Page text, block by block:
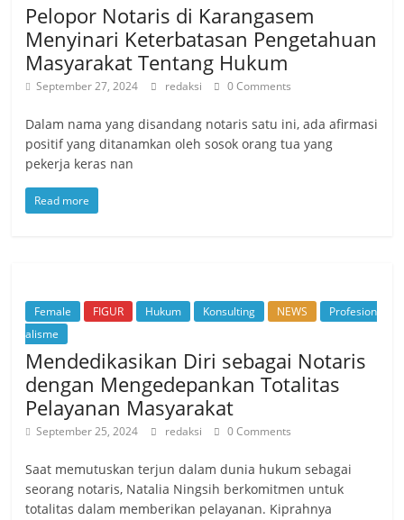
Pelopor Notaris di Karangasem
Menyinari Keterbatasan Pengetahuan
Masyarakat Tentang Hukum
September 27, 2024 redaksi 0 Comments
Dalam nama yang disandang notaris satu ini, ada afirmasi
positif yang ditanamkan oleh sosok orang tua yang
pekerja keras nan
Read more
Female FIGUR Hukum Konsulting NEWS
Profesion
alisme
Mendedikasikan Diri sebagai Notaris
dengan Mengedepankan Totalitas
Pelayanan Masyarakat
September 25, 2024 redaksi 0 Comments
Saat memutuskan terjun dalam dunia hukum sebagai
seorang notaris, Natalia Ningsih berkomitmen untuk
totalitas dalam memberikan pelayanan. Kiprahnya